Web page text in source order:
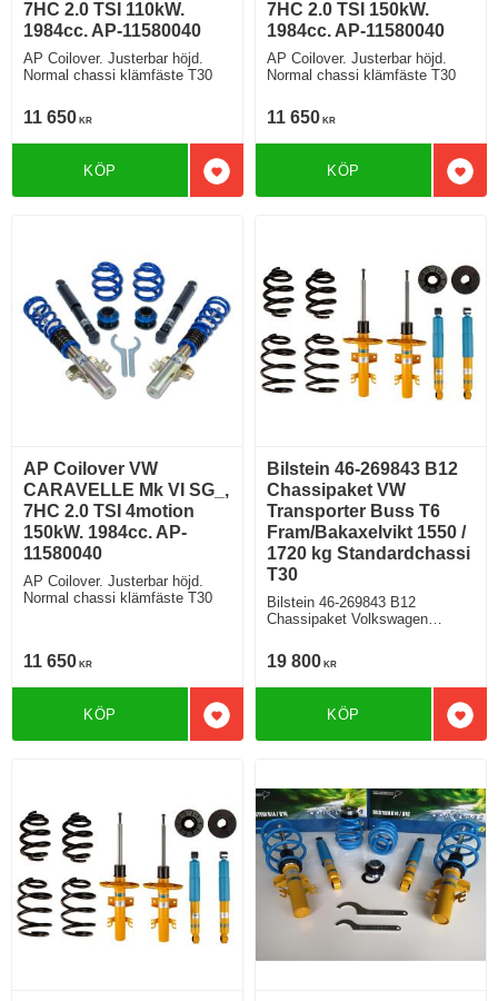
7HC 2.0 TSI 110kW.
1984cc. AP-11580040
AP Coilover. Justerbar höjd.
Normal chassi klämfäste T30
11 650 KR
Lägg till i favoriter
KÖP
7HC 2.0 TSI 150kW.
1984cc. AP-11580040
AP Coilover. Justerbar höjd.
Normal chassi klämfäste T30
11 650 KR
KÖP
AP Coilover VW
CARAVELLE Mk VI SG_,
7HC 2.0 TSI 4motion
150kW. 1984cc. AP-
11580040
AP Coilover. Justerbar höjd.
Normal chassi klämfäste T30
11 650 KR
Lägg till i favoriter
KÖP
Bilstein 46-269843 B12
Chassipaket VW
Transporter Buss T6
Fram/Bakaxelvikt 1550 /
1720 kg Standardchassi
T30
Bilstein 46-269843 B12
Chassipaket Volkswagen
Diesel Fram/Bakaxelvikt 1550 /
1720 Från årsmodell 04 2015
19 800 KR
KÖP